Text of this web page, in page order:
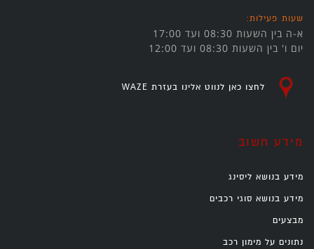
שעות פעילות:
א-ה בין השעות 08:30 ועד 17:00
יום ו' בין השעות 08:30 ועד 12:00
לחצו כאן לנווט אלינו בעזרת WAZE
מידע חשוב
מידע בנושא ליסינג
מידע בנושא סוגי רכבים
מבצעים
נתונים על מימון רכב